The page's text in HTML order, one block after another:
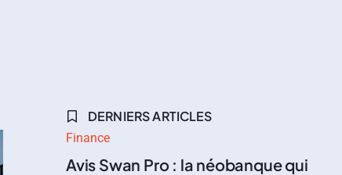
DERNIERS ARTICLES
Finance
Avis Swan Pro : la néobanque qui